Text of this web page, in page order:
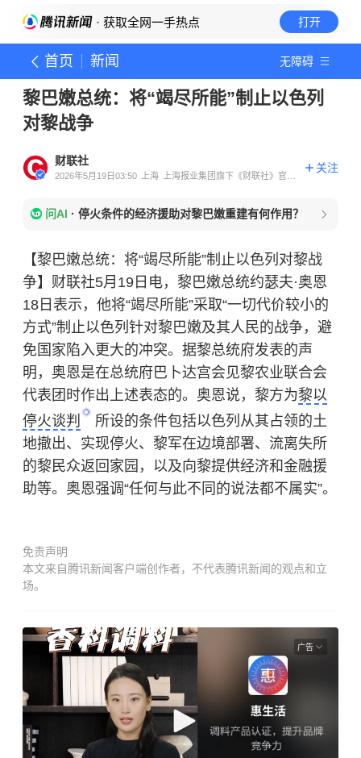
· 获取全网一手热点 打开
首页 新闻 无障碍
黎巴嫩总统：将“竭尽所能”制止以色列
对黎战争
财联社
2026年5月19日03:50 上海
上海报业集团旗下《财联社》官方
关注
问AI · 停火条件的经济援助对黎巴嫩重建有何作用？
【黎巴嫩总统：将“竭尽所能”制止以色列对黎战
争】财联社5月19日电，黎巴嫩总统约瑟夫·奥恩
18日表示，他将“竭尽所能”采取“一切代价较小的
方式”制止以色列针对黎巴嫩及其人民的战争，避
免国家陷入更大的冲突。据黎总统府发表的声
明，奥恩是在总统府巴卜达宫会见黎农业联合会
代表团时作出上述表态的。奥恩说，黎方为黎以
停火谈判
所设的条件包括以色列 从其占领的土
地撤出、实现停火、黎军在边境部署、流离失所
的黎民众返回家园，以及向黎提供经济和金融援
助等。奥恩强调“任何与此不同的说法都不属实”。
免责声明
本文来自腾讯新闻客户端创作者，不代表腾讯新闻的观点和立
场。
广告